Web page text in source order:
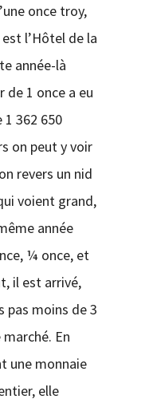
once troy,
l’Hôtel de la
année-là
de 1 once a eu
362 650
on peut y voir
revers un nid
voient grand,
année
¼ once, et
il est arrivé,
moins de 3
En
une monnaie
elle